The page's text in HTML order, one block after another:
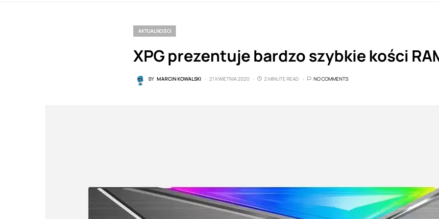
AKTUALNOŚCI
XPG prezentuje bardzo szybkie kości
BY MARCIN KOWALSKI 21 KWIETNIA 2020 2 MINUTE READ NO COMMENTS